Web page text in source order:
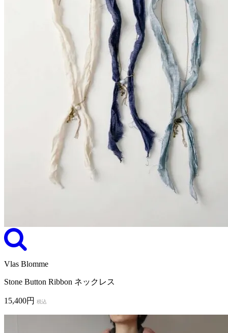
Vlas Blomme
Stone Button Ribbon ネックレス
15,400円 税込